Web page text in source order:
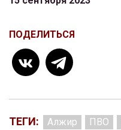
ПОДЕЛИТЬСЯ
ТЕГИ: Алжир ПВО